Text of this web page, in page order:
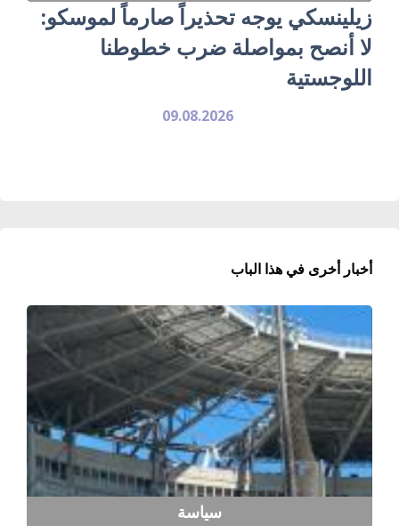
زيلينسكي يوجه تحذيراً صارماً لموسكو:
لا أنصح بمواصلة ضرب خطوطنا
اللوجستية
09.08.2026
أخبار أخرى في هذا الباب
سياسة